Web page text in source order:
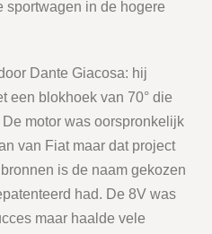
sportwagen in de hogere
Dante Giacosa: hij
een blokhoek van 70° die
motor was oorspronkelijk
van Fiat maar dat project
is de naam gekozen
had. De 8V was
maar haalde vele